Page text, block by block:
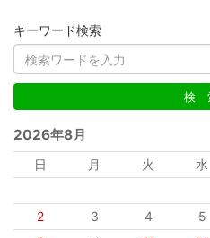
キーワード検索
2026年8月
日 月 火 水
2
3 4 5